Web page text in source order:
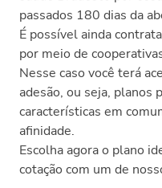
passados 180 dias da
É possível ainda
por meio de
Nesse caso você terá
adesão, ou seja, planos
características em
afinidade.
Escolha agora o plano
cotação com um de